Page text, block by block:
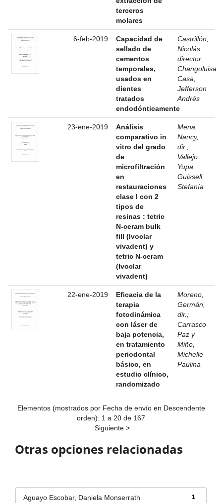
terceros
molares
6-feb-2019
Capacidad de
sellado de
cementos
temporales,
usados en
dientes
tratados
endodónticamente
Castrillón,
Nicolás,
director;
Changoluisa
Casa,
Jefferson
Andrés
23-ene-2019
Análisis
comparativo in
vitro del grado
de
microfiltración
en
restauraciones
clase l con 2
tipos de
resinas : tetric
N-ceram bulk
fill (Ivoclar
vivadent) y
tetric N-ceram
(Ivoclar
vivadent)
Mena,
Nancy,
dir. ;
Vallejo
Yupa,
Guissell
Stefanía
22-ene-2019
Eficacia de la
terapia
fotodinámica
con láser de
baja potencia,
en tratamiento
periodontal
básico, en
estudio clínico,
randomizado
Moreno,
Germán,
dir. ;
Carrasco
Paz y
Miño,
Michelle
Paulina
Elementos (mostrados por Fecha de envío en Descendente
orden): 1 a 20 de 167
Siguiente >
Otras opciones relacionadas
1
Aguayo Escobar, Daniela Monserrath